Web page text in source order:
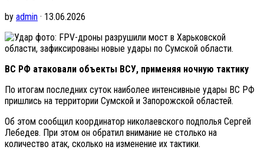
by admin · 13.06.2026
фото: FPV-дроны разрушили мост в Харьковской
области, зафиксированы новые удары по Сумской области.
ВС РФ атаковали объекты ВСУ, применяя ночную тактику
По итогам последних суток наиболее интенсивные удары ВС РФ
пришлись на территории Сумской и Запорожской областей.
Об этом сообщил координатор николаевского подполья Сергей
Лебедев. При этом он обратил внимание не столько на
количество атак, сколько на изменение их тактики.